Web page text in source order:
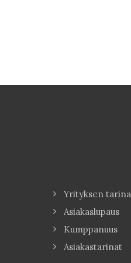
Yrityksen tarina
Asiakaslupaus
Kumppanuus
Asiakastarinat